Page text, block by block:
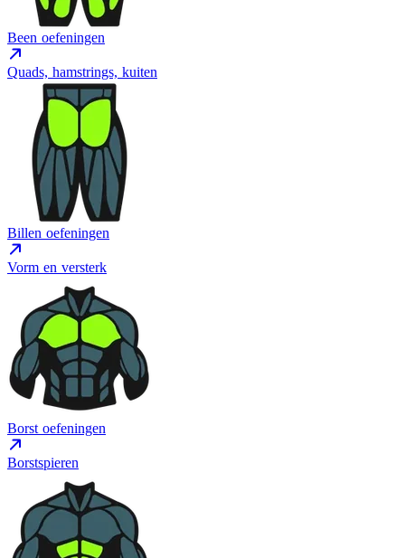
Been oefeningen
Quads, hamstrings, kuiten
Billen oefeningen
Vorm en versterk
Borst oefeningen
Borstspieren